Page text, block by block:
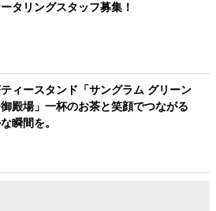
タリングスタッフ募集！
ティースタンド「サングラム グリーン
殿場」一杯のお茶と笑顔でつながる
瞬間を。